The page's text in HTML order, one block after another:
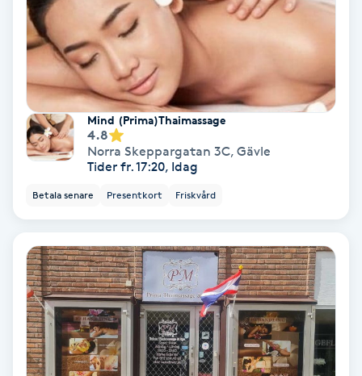
Pensionärklippning
Permanent
Permanent hårborttagning
Permanent ögonbrynsmakeup
Picolaser
Piercing
Pigmentbehandling
Mind (Prima)Thaimassage
4.8
Norra Skeppargatan 3C, Gävle
Tider fr. 17:20, Idag
Betala senare Presentkort Friskvård